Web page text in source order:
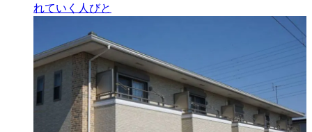
れていく人びと